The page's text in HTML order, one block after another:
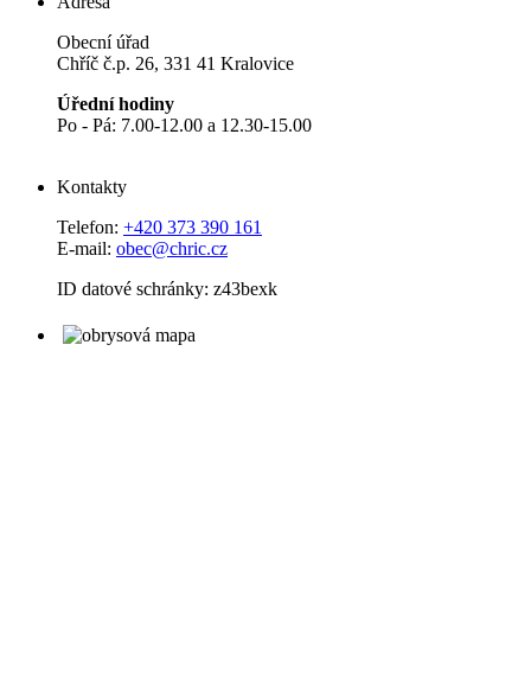
Obecní úřad
Chříč č.p. 26, 331 41 Kralovice
Úřední hodiny
Po - Pá: 7.00-12.00 a 12.30-15.00
Kontakty
Telefon: +420 373 390 161
E-mail: obec@chric.cz
ID datové schránky: z43bexk